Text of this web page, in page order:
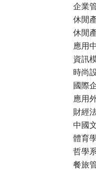
企業
休閒
休閒
應用
資訊
時尚
國際
應用
財經
中國
體育
哲學
餐旅